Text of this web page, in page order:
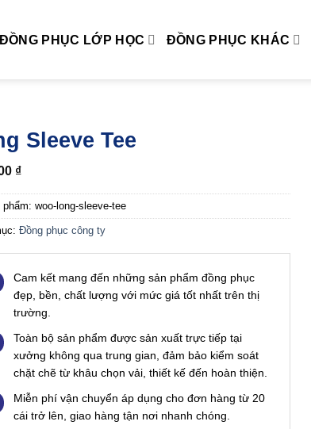
ĐỒNG PHỤC LỚP HỌC ĐỒNG PHỤC KHÁC
Sleeve Tee
₫
phẩm: woo-long-sleeve-tee
Đồng phục công ty
Cam kết mang đến những sản phẩm đồng phục
đẹp, bền, chất lượng với mức giá tốt nhất trên thị
trường.
Toàn bộ sản phẩm được sản xuất trực tiếp tại
xưởng không qua trung gian, đảm bảo kiểm soát
chặt chẽ từ khâu chọn vải, thiết kế đến hoàn thiện.
Miễn phí vận chuyển áp dụng cho đơn hàng từ 20
cái trở lên, giao hàng tận nơi nhanh chóng.